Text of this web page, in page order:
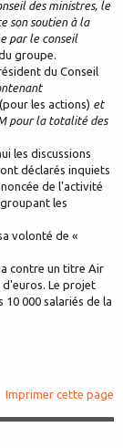
des ministres, le
son soutien à la
par le conseil
groupe.
du Conseil
les actions) et
pour la totalité des
les discussions
déclarés inquiets
de l'activité
les
volonté de «
contre un titre Air
d'euros. Le projet
000 salariés de la
Imprimer cette page